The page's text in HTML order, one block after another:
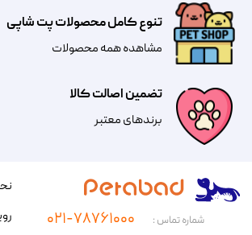
تضمین اصالت کالا
​​برندهای معتبر​​​​​​​
تنوع کامل محصولات پت شاپی
مشاهده همه محصولات
شماره تماس : ۰۲۱-۷۸۷۶۱۰۰۰